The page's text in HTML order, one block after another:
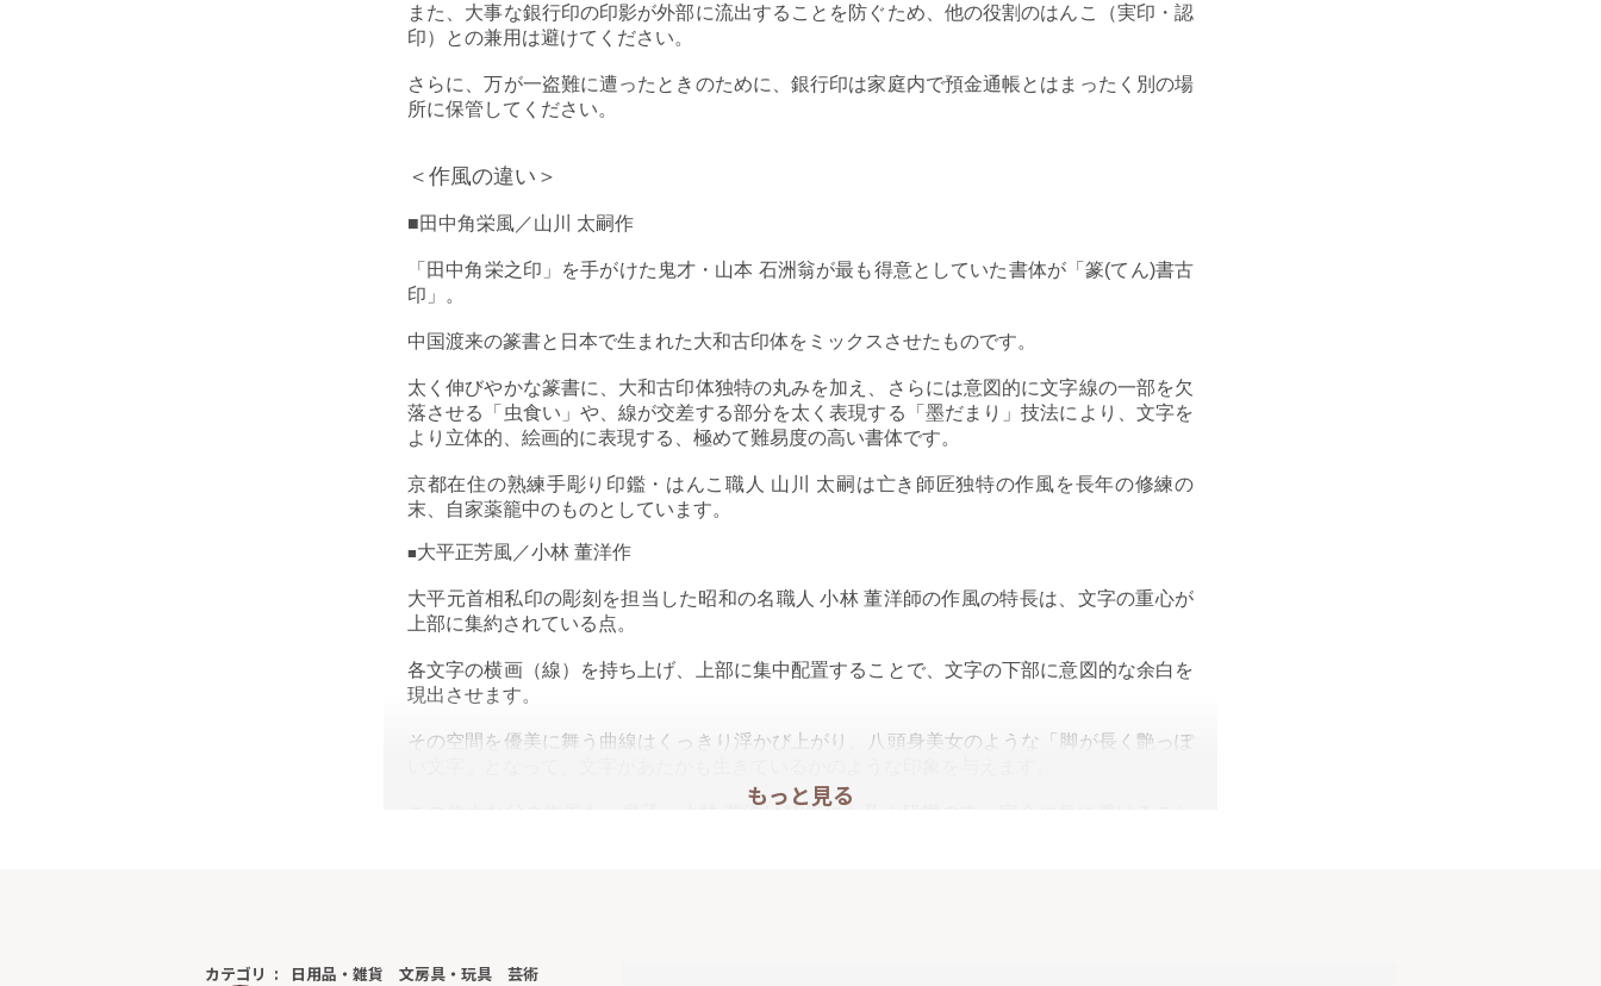
また、大事な銀行印の印影が外部に流出することを防ぐため、他の役割のはんこ（実印・認
印）との兼用は避けてください。
さらに、万が一盗難に遭ったときのために、銀行印は家庭内で預金通帳とはまったく別の場
所に保管してください。
＜作風の違い＞
■田中角栄風／山川 太嗣作
「田中角栄之印」を手がけた鬼才・山本 石洲翁が最も得意としていた書体が「篆(てん)書古
印」。
中国渡来の篆書と日本で生まれた大和古印体をミックスさせたものです。
太く伸びやかな篆書に、大和古印体独特の丸みを加え、さらには意図的に文字線の一部を欠
落させる「虫食い」や、線が交差する部分を太く表現する「墨だまり」技法により、文字を
より立体的、絵画的に表現する、極めて難易度の高い書体です。
京都在住の熟練手彫り印鑑・はんこ職人 山川 太嗣は亡き師匠独特の作風を長年の修練の
末、自家薬籠中のものとしています。
■大平正芳風／小林 董洋作
大平元首相私印の彫刻を担当した昭和の名職人 小林 董洋師の作風の特長は、文字の重心が
上部に集約されている点。
各文字の横画（線）を持ち上げ、上部に集中配置することで、文字の下部に意図的な余白を
現出させます。
その空間を優美に舞う曲線はくっきり浮かび上がり、八頭身美女のような「脚が長く艶っぽ
この偉大な父の作風を、息子・小林 董洋は10年にも及ぶ研鑽の末、完全に身に着けること
もっと見る
カテゴリ 日用品・雑貨 文房具・玩具 芸術